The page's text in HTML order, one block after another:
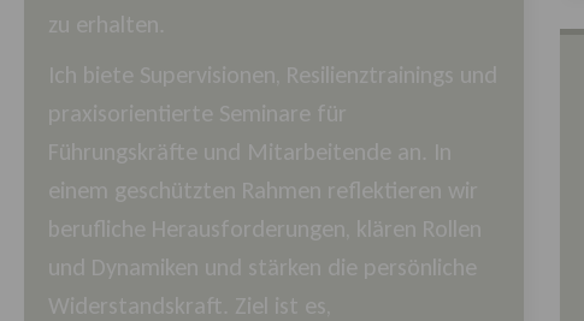
zu erhalten.
Ich biete Supervisionen, Resilienztrainings und
praxisorientierte Seminare für
Führungskräfte und Mitarbeitende an. In
einem geschützten Rahmen reflektieren wir
berufliche Herausforderungen, klären Rollen
und Dynamiken und stärken die persönliche
Widerstandskraft. Ziel ist es,